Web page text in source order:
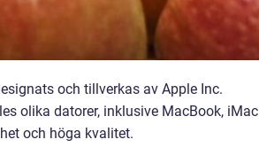
och tillverkas av Apple Inc.
olika datorer, inklusive MacBook, iMac
och höga kvalitet.